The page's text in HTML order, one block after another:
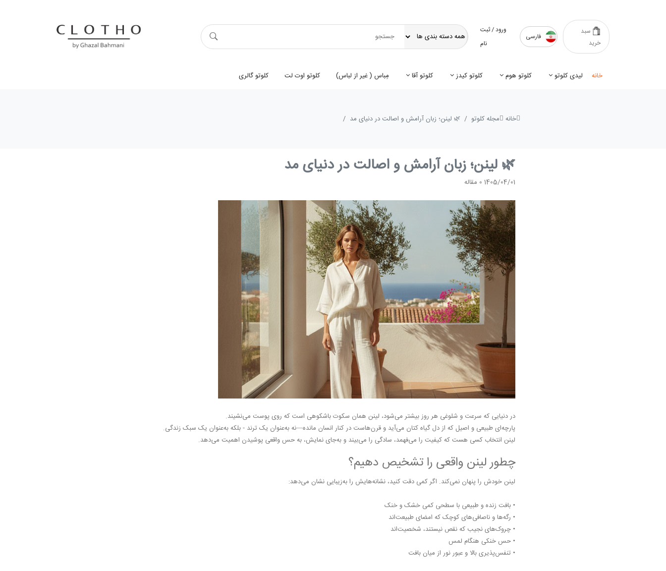
ورود / ثبت
نام
فارسی
سبد
خرید
خانه لیدی کلوتو کلوتو هوم کلوتو کیدز کلوتو آقا مِباس ( غير از لباس) کلوتو اوت لت کلوتو گالری
خانه مجله کلوتو 🌿 لینن؛ زبان آرامش و اصالت در دنیای مد
🌿 لینن؛ زبان آرامش و اصالت در دنیای مد
1405/04/01
0 مقاله
در دنیایی که سرعت و شلوغی هر روز بیشتر می‌شود، لینن همان سکوت باشکوهی‌ است که روی پوست می‌نشیند.
پارچه‌ای طبیعی و اصیل که از دل گیاه کتان می‌آید و قرن‌هاست در کنار انسان مانده—نه به‌عنوان یک ترند - بلکه به‌عنوان یک سبک زندگی.
لینن انتخاب کسی‌ هست که کیفیت را می‌فهمد، سادگی را می‌بیند و به‌جای نمایش، به حس واقعی پوشیدن اهمیت می‌دهد.
چطور لینن واقعی را تشخیص دهیم؟
لینن خودش را پنهان نمی‌کند. اگر کمی دقت کنید، نشانه‌هایش را به‌زیبایی نشان می‌دهد:
• بافت زنده و طبیعی با سطحی کمی خشک و خنک
• رگه‌ها و ناصافی‌های کوچک که امضای طبیعت‌اند
• چروک‌های نجیب که نقص نیستند، شخصیت‌اند
• حس خنکی هنگام لمس
• تنفس‌پذیری بالا و عبور نور از میان بافت